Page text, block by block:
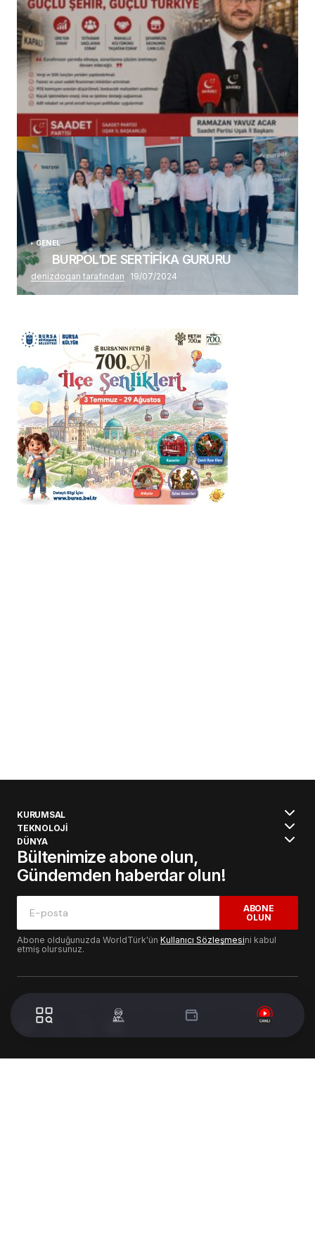
(başlıksız)
Alaattin Karahan tarafından 14/07/2026
GENEL
BURPOL’DE SERTİFİKA GURURU
denizdogan tarafından 19/07/2024
KURUMSAL
TEKNOLOJİ
DÜNYA
Bültenimize abone olun,
Gündemden haberdar olun!
ABONE
OLUN
Abone olduğunuzda WorldTürk'ün Kullanıcı Sözleşmesini kabul
etmiş olursunuz.
© 2024 WorldTurk. Tüm Hakları Saklıdır. - Tasarım & Geliştirme :
Volion's